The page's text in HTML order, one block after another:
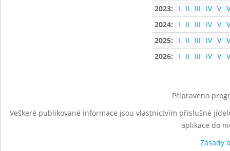
2023:
I II III IV V
2024:
I II III IV V
2025:
I II III IV V
2026:
I II III IV V
Připraveno
Veškeré publikované informace jsou vlastnictvím příslušné
aplikace do
Zásady